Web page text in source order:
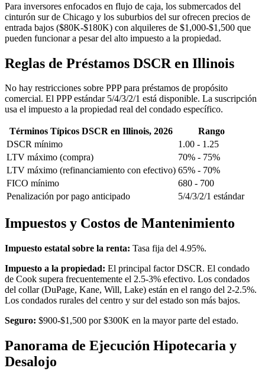
Para inversores enfocados en flujo de caja, los submercados del
cinturón sur de Chicago y los suburbios del sur ofrecen precios de
entrada bajos ($80K-$180K) con alquileres de $1,000-$1,500 que
pueden funcionar a pesar del alto impuesto a la propiedad.
Reglas de Préstamos DSCR en Illinois
No hay restricciones sobre PPP para préstamos de propósito
comercial. El PPP estándar 5/4/3/2/1 está disponible. La suscripción
usa el impuesto a la propiedad real del condado específico.
Términos Típicos DSCR en Illinois, 2026
Rango
DSCR mínimo
1.00 - 1.25
LTV máximo (compra)
70% - 75%
LTV máximo (refinanciamiento con efectivo) 65% - 70%
FICO mínimo
680 - 700
Penalización por pago anticipado
5/4/3/2/1 estándar
Impuestos y Costos de Mantenimiento
Impuesto estatal sobre la renta: Tasa fija del 4.95%.
Impuesto a la propiedad: El principal factor DSCR. El condado
de Cook supera frecuentemente el 2.5-3% efectivo. Los condados
del collar (DuPage, Kane, Will, Lake) están en el rango del 2-2.5%.
Los condados rurales del centro y sur del estado son más bajos.
Seguro: $900-$1,500 por $300K en la mayor parte del estado.
Panorama de Ejecución Hipotecaria y
Desalojo